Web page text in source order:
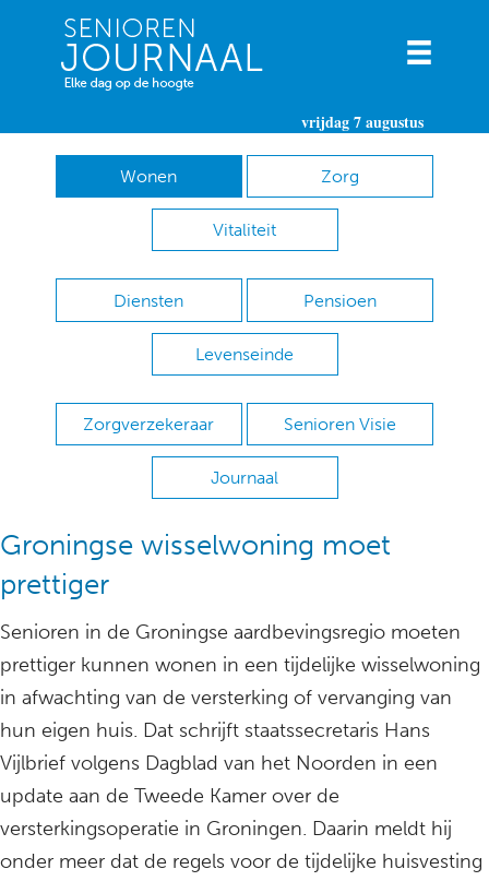
vrijdag 7 augustus
Wonen Zorg
Vitaliteit
Diensten Pensioen
Levenseinde
Zorgverzekeraar Senioren Visie
Journaal
Groningse wisselwoning moet
prettiger
Senioren in de Groningse aardbevingsregio moeten
prettiger kunnen wonen in een tijdelijke wisselwoning
in afwachting van de versterking of vervanging van
hun eigen huis. Dat schrijft staatssecretaris Hans
Vijlbrief volgens Dagblad van het Noorden in een
update aan de Tweede Kamer over de
versterkingsoperatie in Groningen. Daarin meldt hij
onder meer dat de regels voor de tijdelijke huisvesting